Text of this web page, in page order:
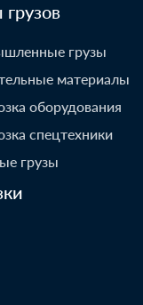
грузы
материалы
оборудования
спецтехники
грузы